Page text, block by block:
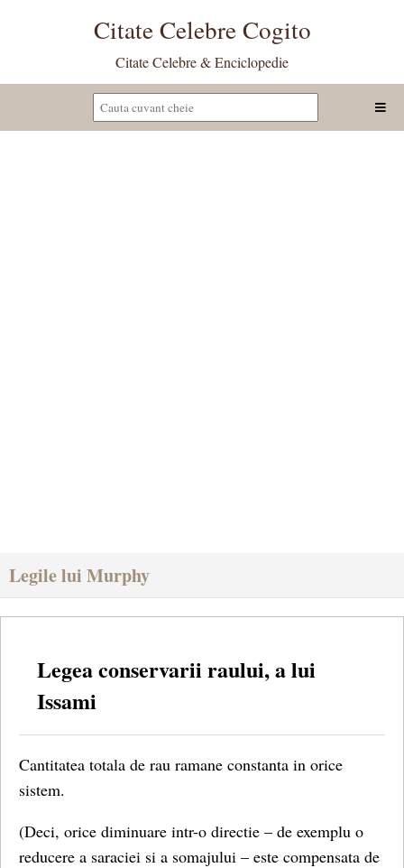
Citate Celebre Cogito
Citate Celebre & Enciclopedie
Legile lui Murphy
Legea conservarii raului, a lui
Issami
Cantitatea totala de rau ramane constanta in orice
sistem.
(Deci, orice diminuare intr-o directie – de exemplu o
reducere a saraciei si a somajului – este compensata de